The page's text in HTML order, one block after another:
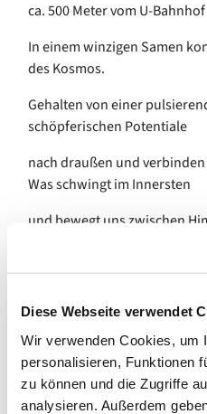
Diese Webseite verwendet
Wir verwenden Cookies, um
personalisieren, Funktionen
zu können und die Zugriffe
analysieren. Außerdem
ca. 500 Meter vom U-
In einem winzigen Samen
des Kosmos.
Gehalten von einer
schöpferischen Potentiale
nach draußen und
Was schwingt im Innersten
und bewegt uns zwischen
Im freien Tanz erforschen
entfaltender Bewegung und
wertschätzender
unserem individuellen,
authentischen Wesenskern,
Moment absichtsloser